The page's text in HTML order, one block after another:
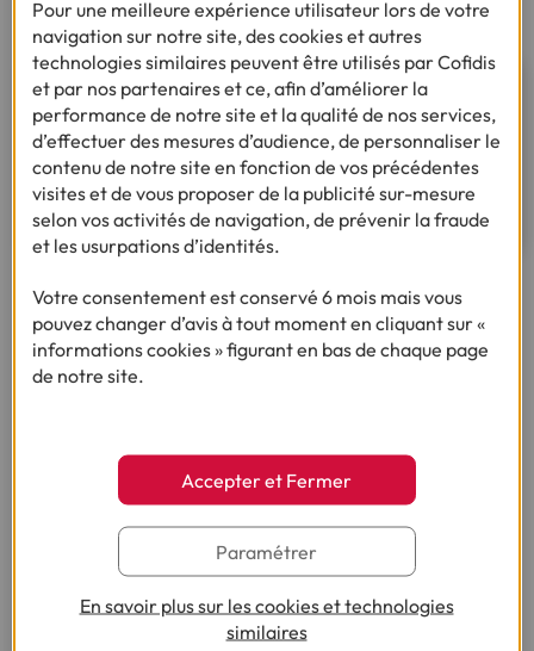
Besoin d’un financement pour
réaliser votre projet ?
Découvrez notre offre de crédit
Ça pourrait vous intéresser
Besoin d’autres conseils sur le même thème ?
Besoin d'en savoir plus sur le crédit ?
Pour une meilleure expérience utilisateur lors de votre
navigation sur notre site, des cookies et autres
technologies similaires peuvent être utilisés par Cofidis
et par nos partenaires et ce, afin d’améliorer la
performance de notre site et la qualité de nos services,
d’effectuer des mesures d’audience, de personnaliser le
contenu de notre site en fonction de vos précédentes
visites et de vous proposer de la publicité sur-mesure
selon vos activités de navigation, de prévenir la fraude
et les usurpations d’identités.
Votre consentement est conservé 6 mois mais vous
pouvez changer d’avis à tout moment en cliquant sur «
informations cookies » figurant en bas de chaque page
de notre site.
Accepter et Fermer
Paramétrer
En savoir plus sur les cookies et technologies
similaires